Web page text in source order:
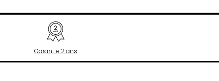
Garantie 2 ans